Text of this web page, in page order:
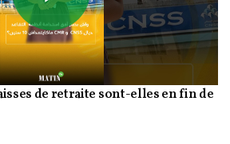
Play
Video
de retraite sont-elles en fin de